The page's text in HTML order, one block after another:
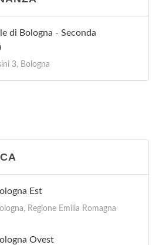
di Bologna - Seconda
3, Bologna
Est
Regione Emilia Romagna
Ovest